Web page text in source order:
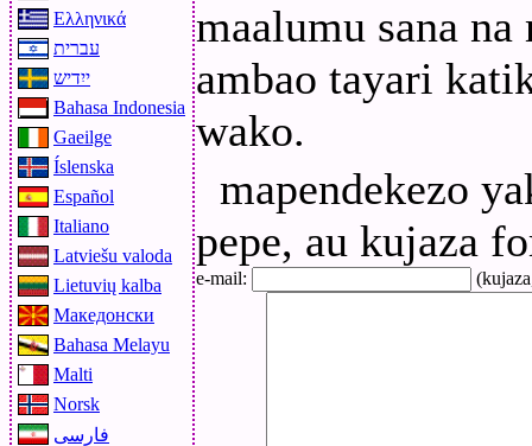
Ελληνικά
עברית
ייִדיש
Bahasa Indonesia
Gaeilge
Íslenska
Español
Italiano
Latviešu valoda
Lietuvių kalba
Македонски
Bahasa Melayu
Malti
Norsk
فارسی
maalumu sana
ambao tayari
wako.
mapendekezo
pepe, au kujaza
e-mail: